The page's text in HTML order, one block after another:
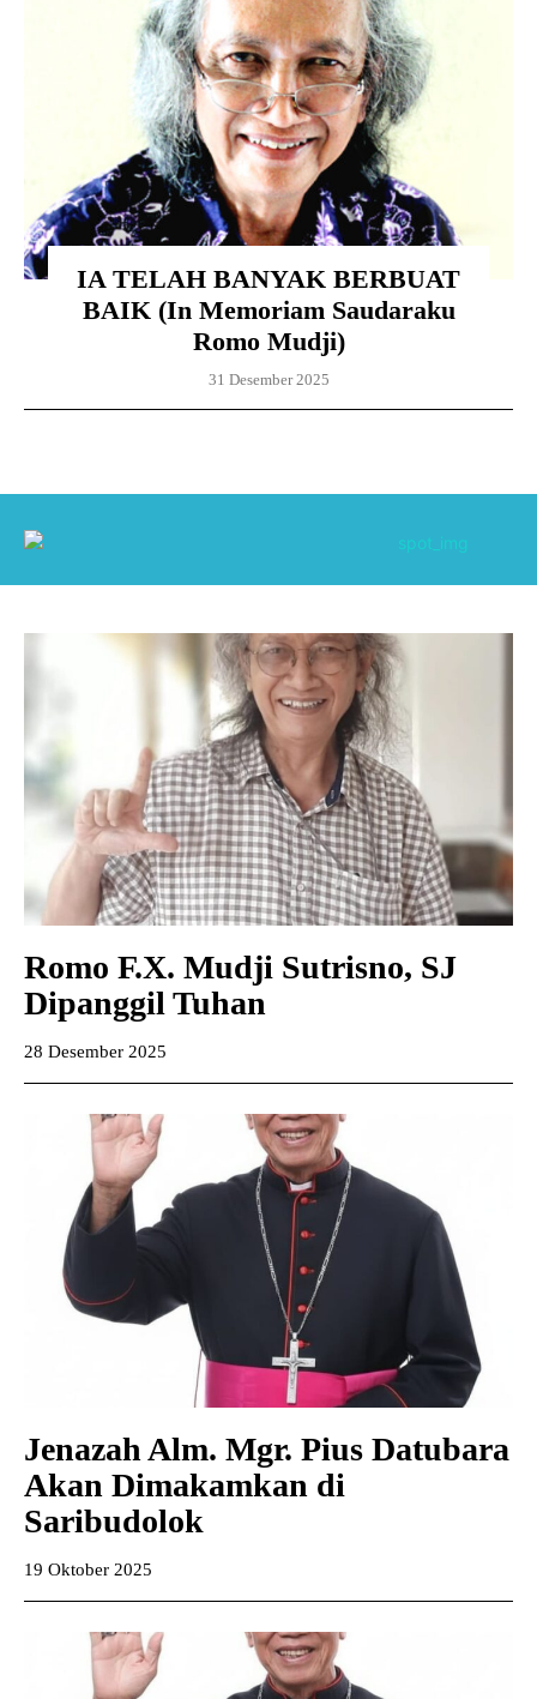
IA TELAH BANYAK BERBUAT
BAIK (In Memoriam Saudaraku
Romo Mudji)
31 Desember 2025
Romo F.X. Mudji Sutrisno, SJ
Dipanggil Tuhan
28 Desember 2025
Jenazah Alm. Mgr. Pius Datubara
Akan Dimakamkan di
Saribudolok
19 Oktober 2025